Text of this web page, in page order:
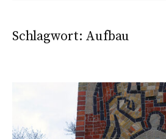
Schlagwort: Aufbau